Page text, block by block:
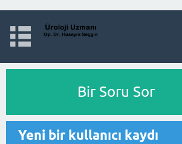
Bir Soru Sor
Yeni bir kullanıcı kaydı